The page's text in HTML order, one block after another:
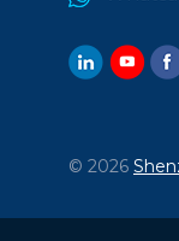
© 2026